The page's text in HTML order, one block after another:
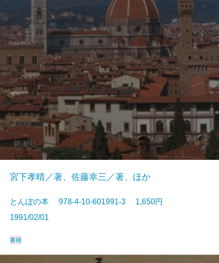
宮下孝晴／著、佐藤幸三／著、ほか
とんぼの本 978-4-10-601991-3 1,650円
1991/02/01
書籍